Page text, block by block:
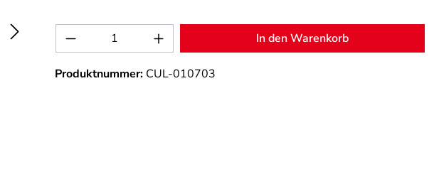
Produkt Anzahl: Gib den gewünschten Wert ein
In den Warenkorb
Produktnummer: CUL-010703